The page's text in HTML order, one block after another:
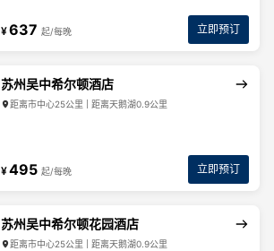
¥637 起/每晚 立即预订
苏州吴中希尔顿酒店
距离市中心25公里 | 距离天鹅湖0.9公里
¥495 起/每晚 立即预订
苏州吴中希尔顿花园酒店
距离市中心25公里 | 距离天鹅湖0.9公里